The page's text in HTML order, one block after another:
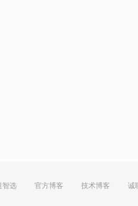
智选 官方博客 技术博客 诚